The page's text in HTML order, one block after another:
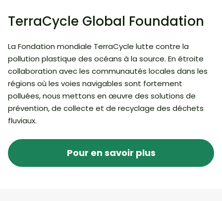
TerraCycle Global Foundation
La Fondation mondiale TerraCycle lutte contre la
pollution plastique des océans à la source. En étroite
collaboration avec les communautés locales dans les
régions où les voies navigables sont fortement
polluées, nous mettons en œuvre des solutions de
prévention, de collecte et de recyclage des déchets
fluviaux.
Pour en savoir plus